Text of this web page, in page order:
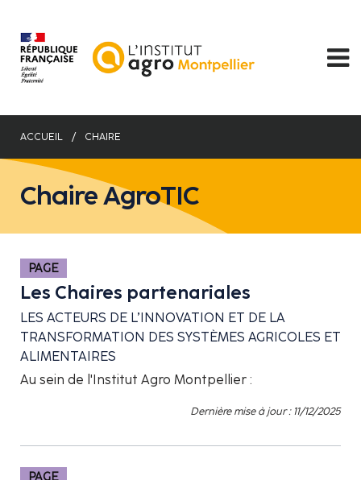
contenu
principal
ACCUEIL CHAIRE
Chaire AgroTIC
PAGE
Les Chaires partenariales
LES ACTEURS DE L’INNOVATION ET DE LA
TRANSFORMATION DES SYSTÈMES AGRICOLES ET
ALIMENTAIRES
Au sein de l'Institut Agro Montpellier :
Dernière mise à jour : 11/12/2025
PAGE